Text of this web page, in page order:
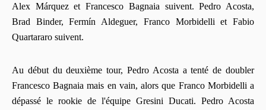
Alex Márquez et Francesco Bagnaia suivent. Pedro Acosta,
Brad Binder, Fermín Aldeguer, Franco Morbidelli et Fabio
Quartararo suivent.
Au début du deuxième tour, Pedro Acosta a tenté de doubler
Francesco Bagnaia mais en vain, alors que Franco Morbidelli a
dépassé le rookie de l'équipe Gresini Ducati. Pedro Acosta